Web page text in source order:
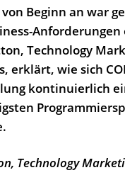
Beginn an war
Technology
erklärt, wie sich
kontinuierlich
Technology